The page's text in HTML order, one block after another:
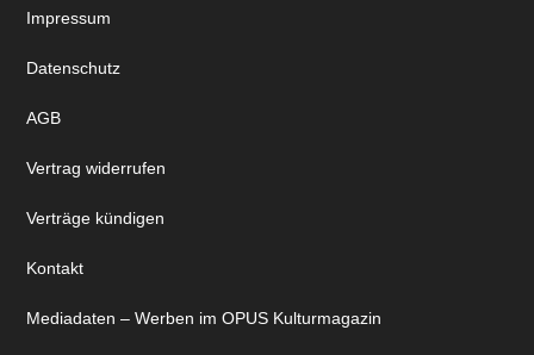
Impressum
Datenschutz
AGB
Vertrag widerrufen
Verträge kündigen
Kontakt
Mediadaten – Werben im OPUS Kulturmagazin